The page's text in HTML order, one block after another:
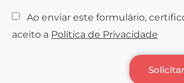
Ao enviar este formulário,
aceito a Política de Privacidade